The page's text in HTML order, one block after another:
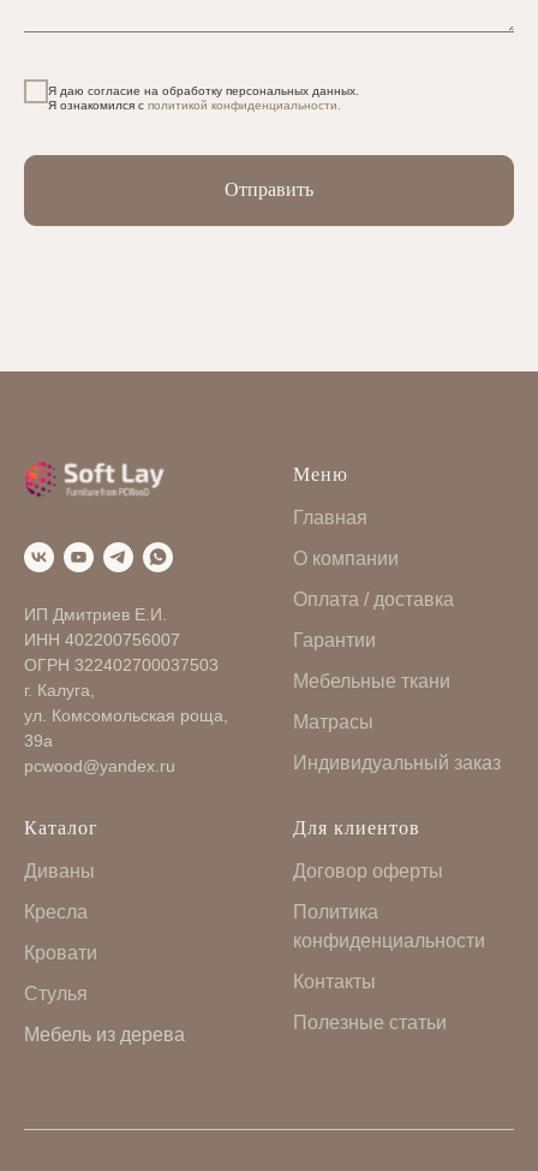
Я даю согласие на обработку персональных данных.
Я ознакомился с политикой конфиденциальности.
Отправить
ИП Дмитриев Е.И.
ИНН 402200756007
ОГРН 322402700037503
г. Калуга,
ул. Комсомольская роща,
39а
pcwood@yandex.ru
Меню
Главная
О компании
Оплата / доставка
Гарантии
Мебельные ткани
Матрасы
Индивидуальный заказ
Каталог
Диваны
Кресла
Кровати
Стулья
Мебель из дерева
Для клиентов
Договор оферты
Политика
конфиденциальности
Контакты
Полезные статьи